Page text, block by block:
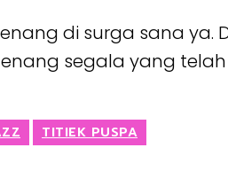
tenang di surga sana
segala yang
TITIEK PUSPA